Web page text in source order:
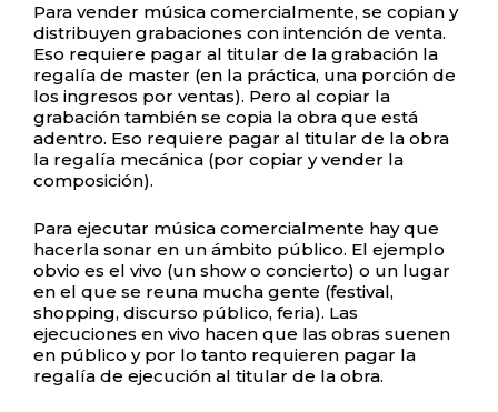
Para vender música comercialmente, se copian y
distribuyen grabaciones con intención de venta.
Eso requiere pagar al titular de la grabación la
regalía de master (en la práctica, una porción de
los ingresos por ventas). Pero al copiar la
grabación también se copia la obra que está
adentro. Eso requiere pagar al titular de la obra
la regalía mecánica (por copiar y vender la
composición).
Para ejecutar música comercialmente hay que
hacerla sonar en un ámbito público. El ejemplo
obvio es el vivo (un show o concierto) o un lugar
en el que se reuna mucha gente (festival,
shopping, discurso público, feria). Las
ejecuciones en vivo hacen que las obras suenen
en público y por lo tanto requieren pagar la
regalía de ejecución al titular de la obra.